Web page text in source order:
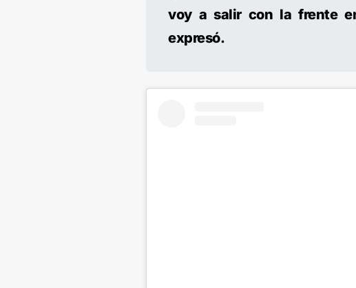
voy a salir con la frente
expresó.